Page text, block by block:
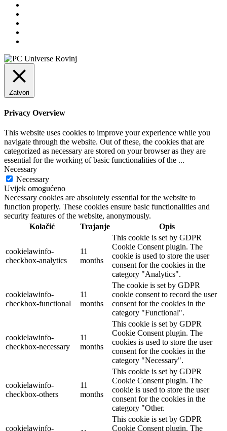
Zatvori
Privacy Overview
This website uses cookies to improve your experience while you
navigate through the website. Out of these, the cookies that are
categorized as necessary are stored on your browser as they are
essential for the working of basic functionalities of the ...
Necessary
Necessary
Uvijek omogućeno
Necessary cookies are absolutely essential for the website to
function properly. These cookies ensure basic functionalities and
security features of the website, anonymously.
Kolačić
Trajanje Opis
cookielawinfo-
checkbox-analytics
11
months
This cookie is set by GDPR
Cookie Consent plugin. The
cookie is used to store the user
consent for the cookies in the
category "Analytics".
cookielawinfo-
checkbox-functional
11
months
The cookie is set by GDPR
cookie consent to record the user
consent for the cookies in the
category "Functional".
cookielawinfo-
checkbox-necessary
11
months
This cookie is set by GDPR
Cookie Consent plugin. The
cookies is used to store the user
consent for the cookies in the
category "Necessary".
cookielawinfo-
checkbox-others
11
months
This cookie is set by GDPR
Cookie Consent plugin. The
cookie is used to store the user
consent for the cookies in the
category "Other.
cookielawinfo-
This cookie is set by GDPR
Cookie Consent plugin. The